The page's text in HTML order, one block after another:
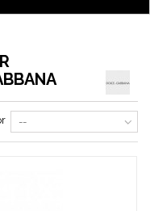
--